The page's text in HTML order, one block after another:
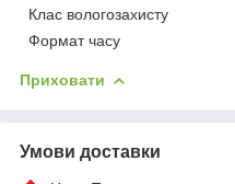
Клас вологозахисту
Формат часу
Приховати
Умови доставки